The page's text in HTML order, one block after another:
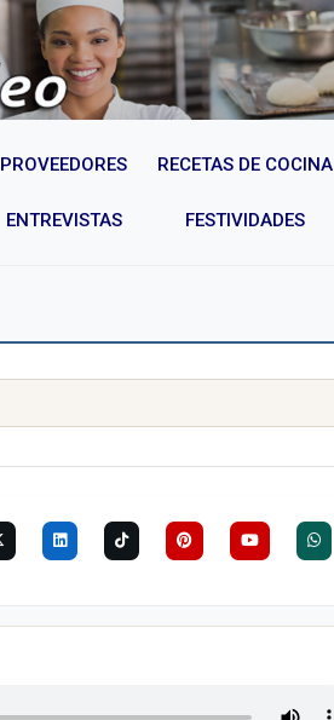
PROVEEDORES RECETAS DE COCINA
ENTREVISTAS FESTIVIDADES